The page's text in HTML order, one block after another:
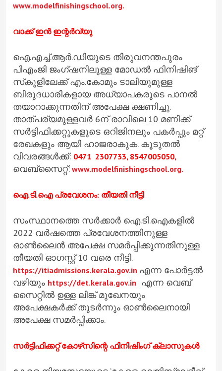
www.modelfinishingschool.org.
വാക്ക് ഇൻ ഇന്റർവ്യു
ഐ.എച്ച്.ആർ.ഡിയുടെ തിരുവനന്തപുരം
പിഎംജി ജംഗ്ഷനിലുള്ള മോഡൽ ഫിനിഷിങ്
സ്‌കൂളിലേക്ക് എം.കോമും ടാലിയുമുള്ള
ബിരുദധാരികളായ അധ്യാപകരുടെ പാനൽ
തയാറാക്കുന്നതിന് അപേക്ഷ ക്ഷണിച്ചു.
താത്പര്യമുള്ളവർ 6ന് രാവിലെ 10 മണിക്ക്
സർട്ടിഫിക്കറ്റുകളുടെ ഒറിജിനലും പകർപ്പും മറ്റ്
രേഖകളും ആയി ഹാജരാകുക. കൂടുതൽ
വിവരങ്ങൾക്ക്: 0471 2307733, 8547005050,
വെബ്സൈറ്റ്: www.modelfinishingschool.org.
ഐ.ടി.ഐ പ്രവേശനം: തീയതി നീട്ടി
സംസ്ഥാനത്തെ സർക്കാർ ഐ.ടി.ഐകളിൽ
2022 വർഷത്തെ പ്രവേശനത്തിനുള്ള
ഓൺലൈൻ അപേക്ഷ സമർപ്പിക്കുന്നതിനുള്ള
തീയതി ഓഗസ്റ്റ് 10 വരെ നീട്ടി.
https://itiadmissions.kerala.gov.in എന്ന പോർട്ടൽ
വഴിയും https://det.kerala.gov.in എന്ന വെബ്
സൈറ്റിൽ ഉള്ള ലിങ്ക് മുഖേനയും
അപേക്ഷകർക്ക് തുടർന്നും ഓൺലൈനായി
അപേക്ഷ സമർപ്പിക്കാം.
സർട്ടിഫിക്കറ്റ് കോഴ്‌സിന്റെ ഫിനിഷിംഗ് ക്ലാസുകൾ